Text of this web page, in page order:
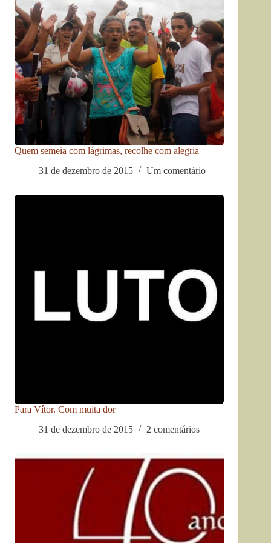
Quem semeia com lágrimas, recolhe com alegria
31 de dezembro de 2015
Um comentário
Para Vítor. Com muita dor
31 de dezembro de 2015
2 comentários